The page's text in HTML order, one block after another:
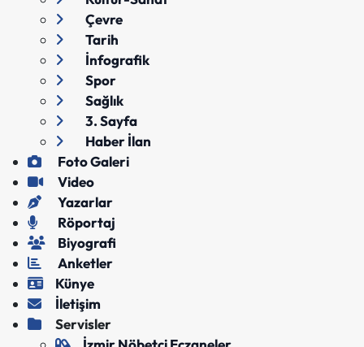
Çevre
Tarih
İnfografik
Spor
Sağlık
3. Sayfa
Haber İlan
Foto Galeri
Video
Yazarlar
Röportaj
Biyografi
Anketler
Künye
İletişim
Servisler